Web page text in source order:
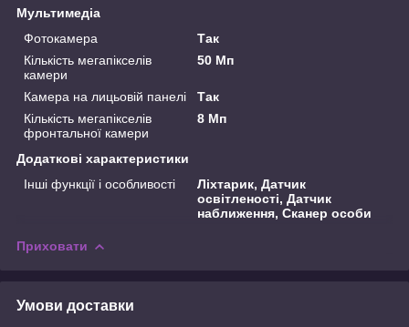
Мультимедіа
Фотокамера
Так
Кількість мегапікселів
камери
50 Мп
Камера на лицьовій панелі
Так
Кількість мегапікселів
фронтальної камери
8 Мп
Додаткові характеристики
Інші функції і особливості
Ліхтарик, Датчик
освітленості, Датчик
наближення, Сканер особи
Приховати
Умови доставки